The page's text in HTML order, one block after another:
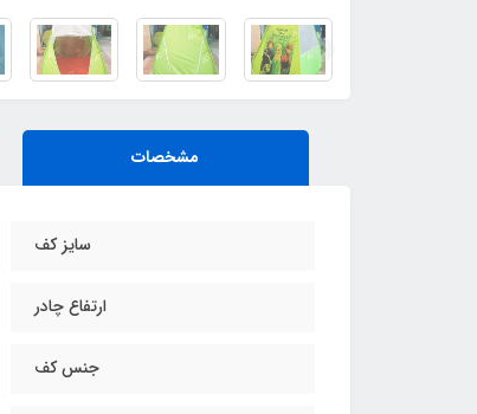
مشخصات
سایز کف
ارتفاع چادر
جنس کف